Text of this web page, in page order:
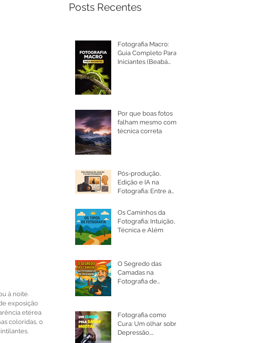
à noite.
exposição
etérea
coloridas, o
Posts Recentes
Fotografia Macro:
Guia Completo Para
Iniciantes (Beabá
Por que boas fotos
falham mesmo com
técnica correta
Pós-produção,
Edição e IA na
Fotografia: Entre a
Intenção
Os Caminhos da
Fotografia: Intuição,
Técnica e Além
O Segredo das
Camadas na
Fotografia de
Fotografia como
Cura: Um olhar sobre
Depressão,